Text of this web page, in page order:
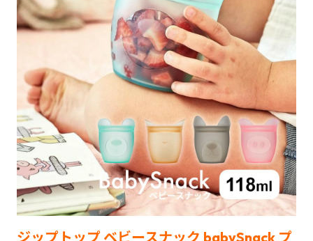
ジップトップ ベビースナック babySnack プ